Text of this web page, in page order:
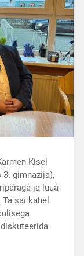
Kisel
3. gimnazija),
ja luua
sai kahel